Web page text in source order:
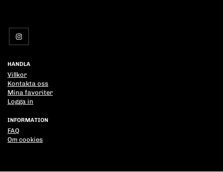
HANDLA
Villkor
Kontakta oss
Mina favoriter
Logga in
INFORMATION
FAQ
Om cookies